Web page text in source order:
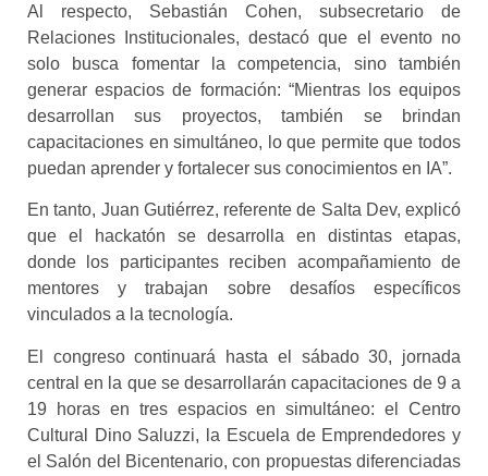
Al respecto, Sebastián Cohen, subsecretario de
Relaciones Institucionales, destacó que el evento no
solo busca fomentar la competencia, sino también
generar espacios de formación: “Mientras los equipos
desarrollan sus proyectos, también se brindan
capacitaciones en simultáneo, lo que permite que todos
puedan aprender y fortalecer sus conocimientos en IA”.
En tanto, Juan Gutiérrez, referente de Salta Dev, explicó
que el hackatón se desarrolla en distintas etapas,
donde los participantes reciben acompañamiento de
mentores y trabajan sobre desafíos específicos
vinculados a la tecnología.
El congreso continuará hasta el sábado 30, jornada
central en la que se desarrollarán capacitaciones de 9 a
19 horas en tres espacios en simultáneo: el Centro
Cultural Dino Saluzzi, la Escuela de Emprendedores y
el Salón del Bicentenario, con propuestas diferenciadas